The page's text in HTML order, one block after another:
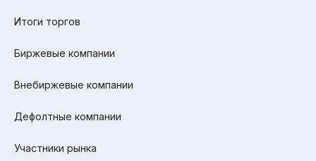
Итоги торгов
Биржевые компании
Внебиржевые компании
Дефолтные компании
Участники рынка